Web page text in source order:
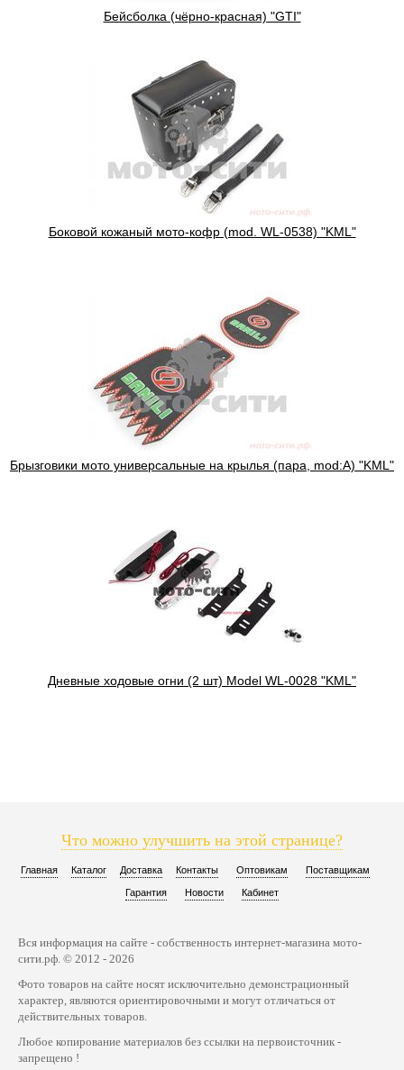
Бейсболка (чёрно-красная) "GTI"
Боковой кожаный мото-кофр (mod. WL-0538) "KML"
Брызговики мото универсальные на крылья (пара, mod:A) "KML"
Дневные ходовые огни (2 шт) Model WL-0028 "KML"
Что можно улучшить на этой странице?
Главная Каталог Доставка Контакты Оптовикам Поставщикам
Гарантия Новости Кабинет
Вся информация на сайте - собственность интернет-магазина мото-
сити.рф. © 2012 - 2026
Фото товаров на сайте носят исключительно демонстрационный
характер, являются ориентировочными и могут отличаться от
действительных товаров.
Любое копирование материалов без ссылки на первоисточник -
запрещено !